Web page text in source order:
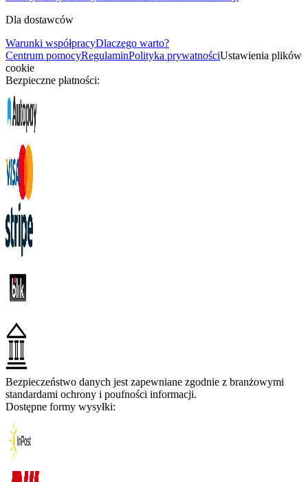
Dla dostawców
Warunki współpracyDlaczego warto?
Centrum pomocyRegulaminPolityka prywatnościUstawienia plików
cookie
Bezpieczne płatności:
Bezpieczeństwo danych jest zapewniane zgodnie z branżowymi
standardami ochrony i poufności informacji.
Dostępne formy wysyłki: